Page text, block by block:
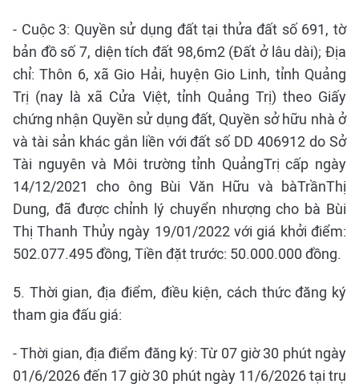
- Cuộc 3: Quyền sử dụng đất tại thửa đất số 691, tờ
bản đồ số 7, diện tích đất 98,6m2 (Đất ở lâu dài); Địa
chỉ: Thôn 6, xã Gio Hải, huyện Gio Linh, tỉnh Quảng
Trị (nay là xã Cửa Việt, tỉnh Quảng Trị) theo Giấy
chứng nhận Quyền sử dụng đất, Quyền sở hữu nhà ở
và tài sản khác gắn liền với đất số DD 406912 do Sở
Tài nguyên và Môi trường tỉnh QuảngTrị cấp ngày
14/12/2021 cho ông Bùi Văn Hữu và bàTrầnThị
Dung, đã được chỉnh lý chuyển nhượng cho bà Bùi
Thị Thanh Thủy ngày 19/01/2022 với giá khởi điểm:
502.077.495 đồng, Tiền đặt trước: 50.000.000 đồng.
5. Thời gian, địa điểm, điều kiện, cách thức đăng ký
tham gia đấu giá:
- Thời gian, địa điểm đăng ký: Từ 07 giờ 30 phút ngày
01/6/2026 đến 17 giờ 30 phút ngày 11/6/2026 tại trụ